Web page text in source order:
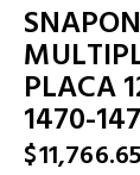
PLACA
1470-
$11,766.65